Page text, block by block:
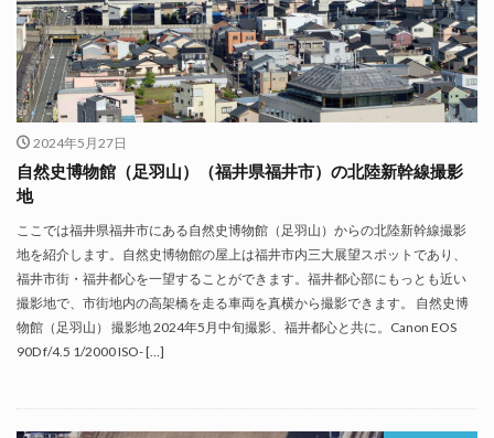
2024年5月27日
自然史博物館（足羽山）（福井県福井市）の北陸新幹線撮影
地
ここでは福井県福井市にある自然史博物館（足羽山）からの北陸新幹線撮影
地を紹介します。自然史博物館の屋上は福井市内三大展望スポットであり、
福井市街・福井都心を一望することができます。福井都心部にもっとも近い
撮影地で、市街地内の高架橋を走る車両を真横から撮影できます。 自然史博
物館（足羽山） 撮影地 2024年5月中旬撮影、福井都心と共に。Canon EOS
90D f/4.5 1/2000 ISO- […]